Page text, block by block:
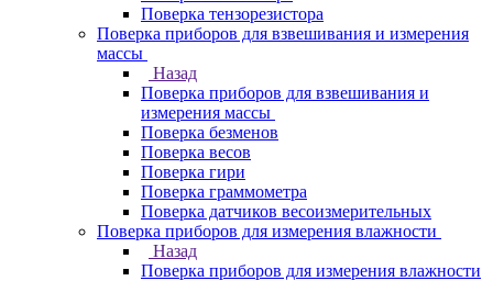
Поверка тензорезистора
Поверка приборов для взвешивания и измерения
массы
Назад
Поверка приборов для взвешивания и
измерения массы
Поверка безменов
Поверка весов
Поверка гири
Поверка граммометра
Поверка датчиков весоизмерительных
Поверка приборов для измерения влажности
Назад
Поверка приборов для измерения влажности